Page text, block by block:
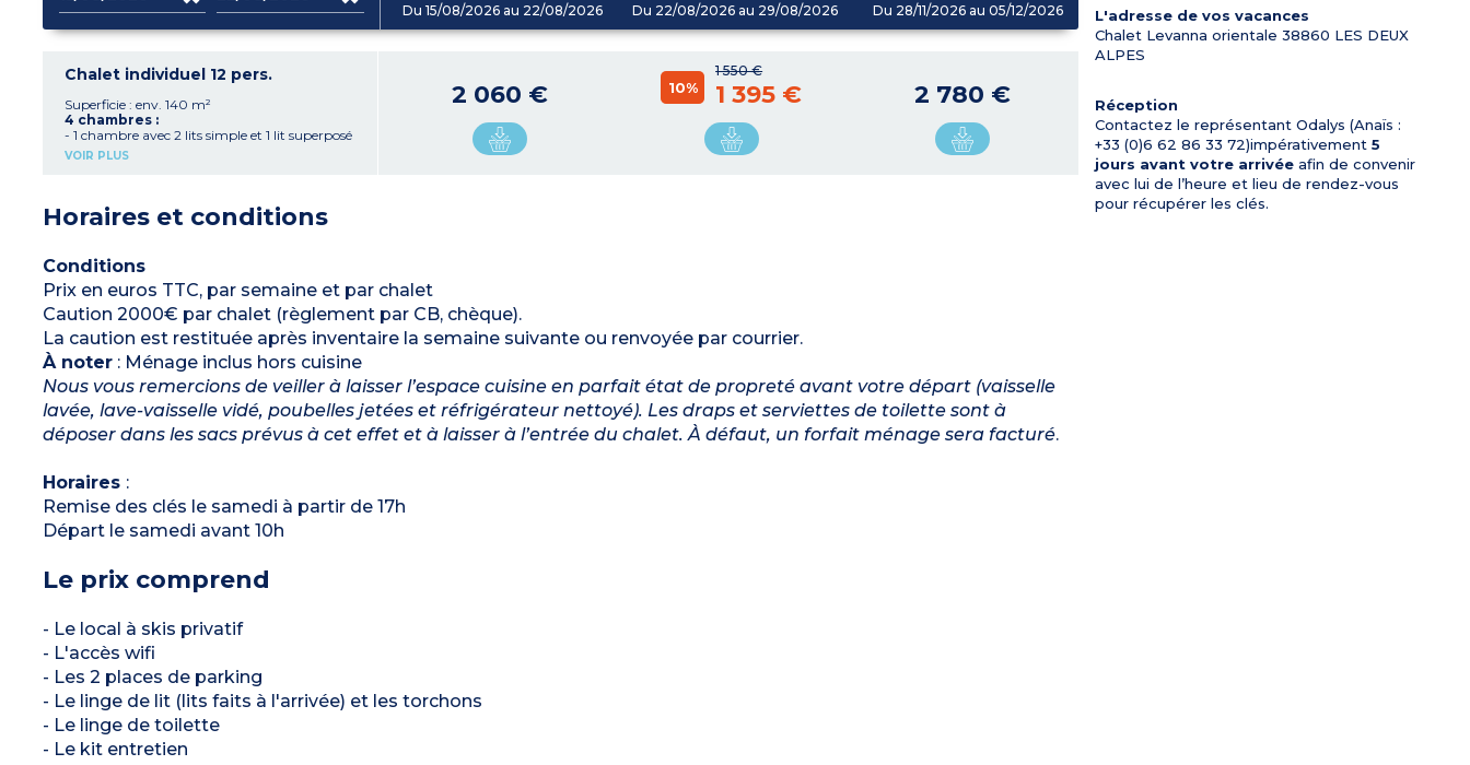
Du 15/08/2026 au 22/08/2026 Du 22/08/2026 au 29/08/2026 Du 28/11/2026 au 05/12/2026
Chalet individuel 12 pers.
Superficie : env. 140 m²
4 chambres :
- 1 chambre avec 2 lits simple et 1 lit superposé
- 1 chambre avec 1 lit double
1 cuisine toute équipée
1 salon cheminée
VOIR PLUS
2 060 €
1 550 €
10% 1 395 € 2 780 €
Horaires et conditions
Conditions
Prix en euros TTC, par semaine et par chalet
Caution 2000€ par chalet (règlement par CB, chèque).
La caution est restituée après inventaire la semaine suivante ou renvoyée par courrier.
À noter: Ménage inclus hors cuisine
Nous vous remercions de veiller à laisser l’espace cuisine en parfait état de propreté avant votre départ (vaisselle
lavée, lave-vaisselle vidé, poubelles jetées et réfrigérateur nettoyé). Les draps et serviettes de toilette sont à
déposer dans les sacs prévus à cet effet et à laisser à l’entrée du chalet. À défaut, un forfait ménage sera facturé.
Horaires :
Remise des clés le samedi à partir de 17h
Départ le samedi avant 10h
Le prix comprend
- Le local à skis privatif
- L'accès wifi
- Les 2 places de parking
- Le linge de lit (lits faits à l'arrivée) et les torchons
- Le linge de toilette
- Le kit entretien
L'adresse de vos vacances
Chalet Levanna orientale 38860 LES DEUX
ALPES
Réception
Contactez le représentant Odalys (Anaïs :
+33 (0)6 62 86 33 72)impérativement 5
jours avant votre arrivéeafin de convenir
avec lui de l’heure et lieu de rendez-vous
pour récupérer les clés.